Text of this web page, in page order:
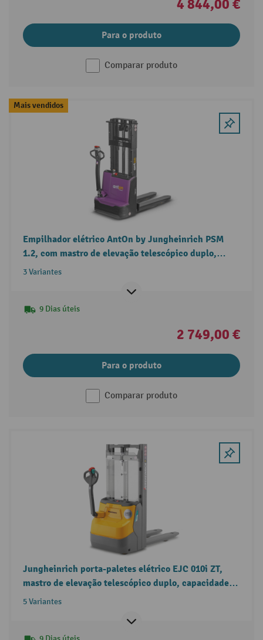
4 844,00 €
Para o produto
Comparar produto
Mais vendidos
Empilhador elétrico AntOn by Jungheinrich PSM
1.2, com mastro de elevação telescópico duplo,
capacidade de carga de 1200 kg
3 Variantes
9 Dias úteis
2 749,00 €
Para o produto
Comparar produto
Jungheinrich porta-paletes elétrico EJC 010i ZT,
mastro de elevação telescópico duplo, capacidade
de carga 1.000 kg
5 Variantes